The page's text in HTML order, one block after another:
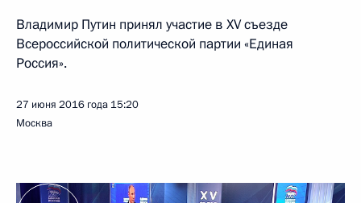
Владимир Путин принял участие в XV съезде
Всероссийской политической партии «Единая
Россия».
27 июня 2016 года 15:20
Москва